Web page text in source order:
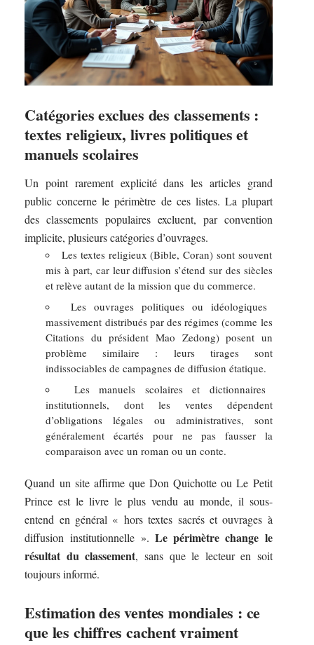
Catégories exclues des classements :
textes religieux, livres politiques et
manuels scolaires
Un point rarement explicité dans les articles grand
public concerne le périmètre de ces listes. La plupart
des classements populaires excluent, par convention
implicite, plusieurs catégories d’ouvrages.
Les textes religieux (Bible, Coran) sont souvent
mis à part, car leur diffusion s’étend sur des siècles
et relève autant de la mission que du commerce.
Les ouvrages politiques ou idéologiques
massivement distribués par des régimes (comme les
Citations du président Mao Zedong) posent un
problème similaire : leurs tirages sont
indissociables de campagnes de diffusion étatique.
Les manuels scolaires et dictionnaires
institutionnels, dont les ventes dépendent
d’obligations légales ou administratives, sont
généralement écartés pour ne pas fausser la
comparaison avec un roman ou un conte.
Quand un site affirme que Don Quichotte ou Le Petit
Prince est le livre le plus vendu au monde, il sous-
entend en général « hors textes sacrés et ouvrages à
diffusion institutionnelle ». Le périmètre change le
résultat du classement, sans que le lecteur en soit
toujours informé.
Estimation des ventes mondiales : ce
que les chiffres cachent vraiment